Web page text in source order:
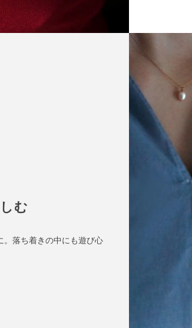
む
。落ち着きの中にも遊び心